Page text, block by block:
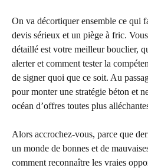
On va décortiquer ensemble ce qui
devis sérieux et un piège à fric.
détaillé est votre meilleur bouclier,
alerter et comment tester la
de signer quoi que ce soit. Au
pour monter une stratégie béton et
océan d’offres toutes plus
Alors accrochez-vous, parce que
un monde de bonnes et de
comment reconnaître les vraies